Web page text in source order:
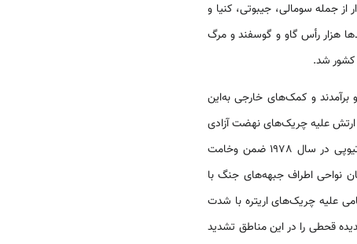
جمله سومالی، جیبوتی، کنیا و
هزار رأس گاو و گوسفند و مرگ
و ولو برآمدند و کمک‌های خارجی به‌این
علیه چریک‌های نهضت آزادی
بخش خلق اریتره و تیگرای؛ جنگ با سومالی بر سر صحرای اوگادن (1977-78) و ادامه قحطی در مناطق شرقی اتیوپی در سال 1978 ضمن وخامت
نواحی اطراف جبهه‌های جنگ با
علیه چریک‌های اریتره با شدت
قحطی را در این مناطق تشدید